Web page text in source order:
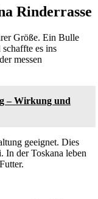
Rinderrasse
Größe. Ein Bulle
es ins
messen
– Wirkung und
geeignet. Dies
In der Toskana leben